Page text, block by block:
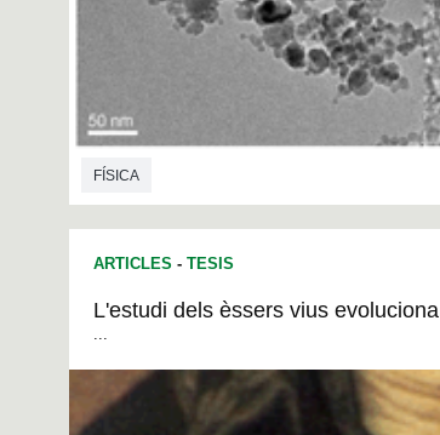
FÍSICA
ARTICLES - TESIS
L'estudi dels èssers vius evoluciona